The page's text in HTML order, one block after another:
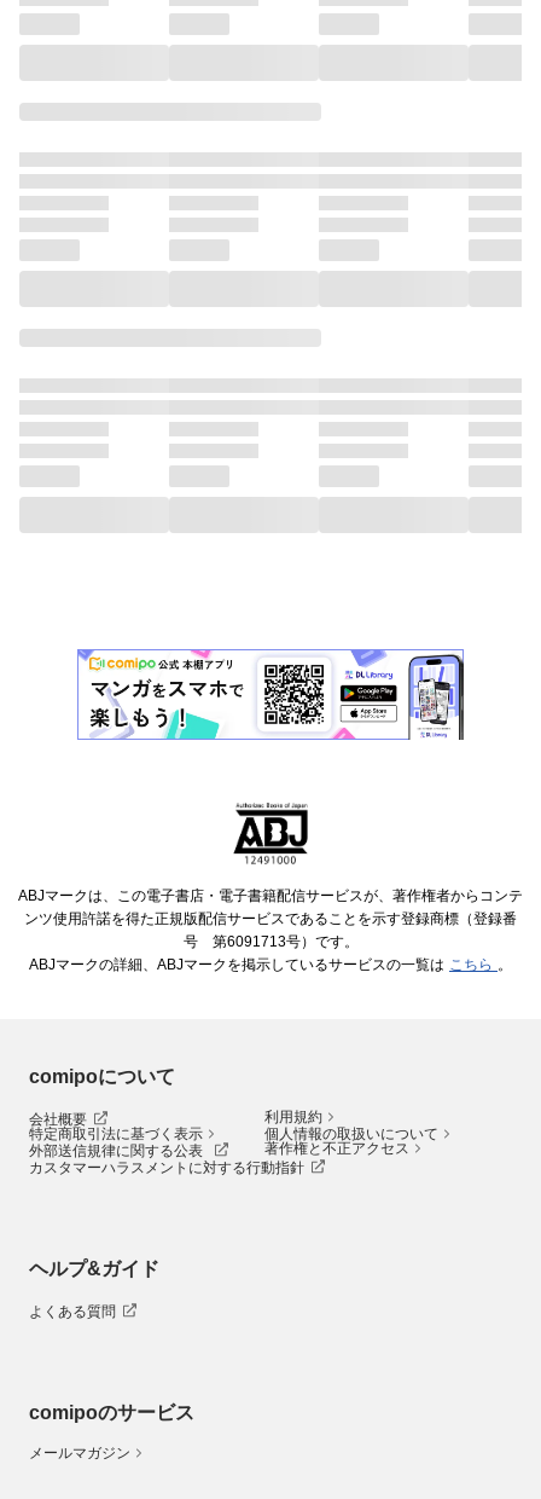
ABJマークは、この電子書店・電子書籍配信サービスが、著作権者からコンテ
ンツ使用許諾を得た正規版配信サービスであることを示す登録商標（登録番
号 第6091713号）です。
ABJマークの詳細、ABJマークを掲示しているサービスの一覧は こちら 。
comipoについて
会社概要
利用規約
特定商取引法に基づく表示
個人情報の取扱いについて
外部送信規律に関する公表
著作権と不正アクセス
カスタマーハラスメントに対する行動指針
ヘルプ&ガイド
よくある質問
comipoのサービス
メールマガジン